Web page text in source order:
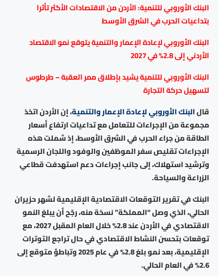
البنك الأوروبي للتنمية: الأردن من الاقتصادات الأكثر تأثرا
بتداعيات الحرب في الشرق الأوسط
البنك الأوروبي لإعادة الإعمار والتنمية يتوقع نمو الاقتصاد
الأردني إلى 2.8% في 2027
البنك الأوروبي للتنمية يشيد بإطلاق ممر العقبة – طرطوس
لتسهيل حركة التجارة
قالالبنك الأوروبي لإعادة الإعمار والتنمية، إن الأردن اتخذ
مجموعة من الإجراءات للتعامل مع تداعيات ارتفاع أسعار
الطاقة من جراء الحرب في الشرق الأوسط، إذ شملت هذه
الإجراءات تقليص سفر الموظفين والوفود واللجان الرسمية
وترشيد استهلاك، إلى جانب إجراءات دعم استهدفت قطاعي
الزراعة والسياحة.
البنك في تقرير التوقعات الاقتصادية الإقليمية لشهر حزيران
الحالي، الذي وصل “المملكة” نسخة منه، رجّح أن يبلغ النمو
الاقتصادي في الأردن عند 2.8% خلال العام المقبل 2027، مع
توقعات بتحسن النشاط الاقتصادي في حال تراجع التوترات
الإقليمية، بعد نمو بلغ 2.8% في عام 2025 وتباطؤ متوقع إلى
2.6% في العام الحالي.